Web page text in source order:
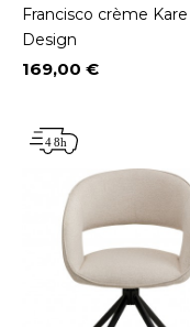
Francisco crème Kare
Design
Prix
169,00 €